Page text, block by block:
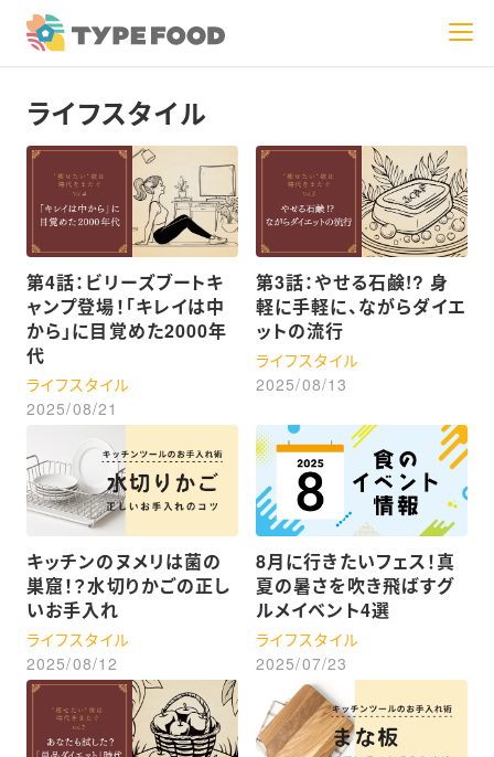
ライフスタイル
第4話：ビリーズブートキ
ャンプ登場！「キレイは中
から」に目覚めた2000年
代
ライフスタイル
2025/08/21
第3話：やせる石鹸!? 身
軽に手軽に、ながらダイエ
ットの流行
ライフスタイル
2025/08/13
キッチンのヌメリは菌の
巣窟！？水切りかごの正し
いお手入れ
ライフスタイル
2025/08/12
8月に行きたいフェス！真
夏の暑さを吹き飛ばすグ
ルメイベント4選
ライフスタイル
2025/07/23